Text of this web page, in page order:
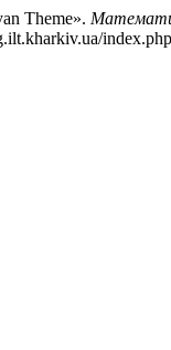
Theme».